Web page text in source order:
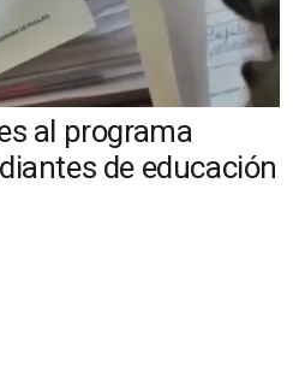
al programa
de educación